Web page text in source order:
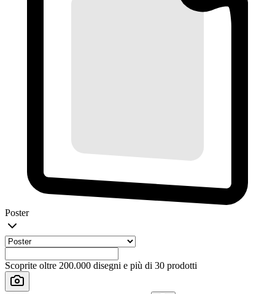
Poster
Scoprite oltre 200.000 disegni e più di 30 prodotti